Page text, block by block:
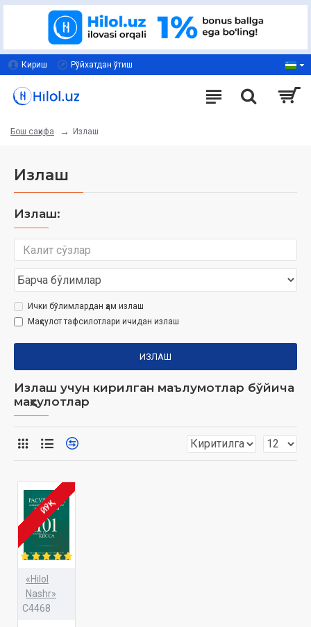
Кириш Рўйхатдан ўтиш
Бош саҳифа Излаш
Излаш
Излаш:
Ички бўлимлардан ҳам излаш
Маҳсулот тафсилотлари ичидан излаш
ИЗЛАШ
Излаш учун кирилган маълумотлар бўйича
маҳсулотлар
ЙЎҚ
«Hilol
Nashr»
C4468